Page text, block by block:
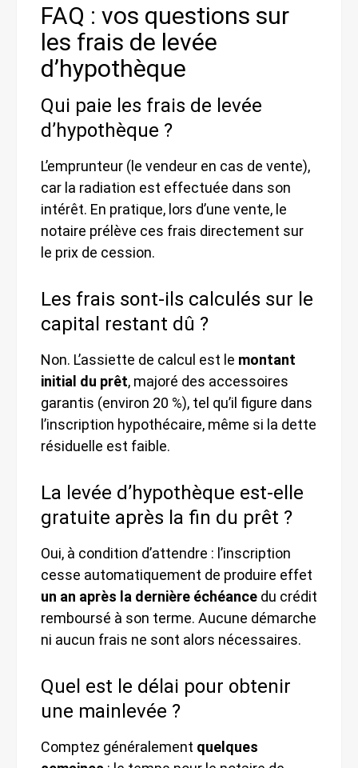
FAQ : vos questions sur
les frais de levée
d’hypothèque
Qui paie les frais de levée
d’hypothèque ?
L’emprunteur (le vendeur en cas de vente),
car la radiation est effectuée dans son
intérêt. En pratique, lors d’une vente, le
notaire prélève ces frais directement sur
le prix de cession.
Les frais sont-ils calculés sur le
capital restant dû ?
Non. L’assiette de calcul est le montant
initial du prêt, majoré des accessoires
garantis (environ 20 %), tel qu’il figure dans
l’inscription hypothécaire, même si la dette
résiduelle est faible.
La levée d’hypothèque est-elle
gratuite après la fin du prêt ?
Oui, à condition d’attendre : l’inscription
cesse automatiquement de produire effet
un an après la dernière échéance du crédit
remboursé à son terme. Aucune démarche
ni aucun frais ne sont alors nécessaires.
Quel est le délai pour obtenir
une mainlevée ?
Comptez généralement quelques